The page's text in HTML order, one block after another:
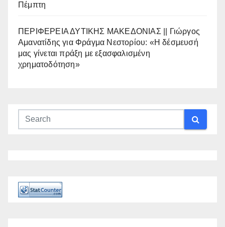
Πέμπτη
ΠΕΡΙΦΕΡΕΙΑ ΔΥΤΙΚΗΣ ΜΑΚΕΔΟΝΙΑΣ || Γιώργος
Αμανατίδης για Φράγμα Νεστορίου: «Η δέσμευσή
μας γίνεται πράξη με εξασφαλισμένη
χρηματοδότηση»